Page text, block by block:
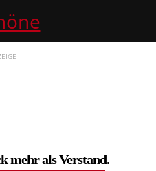
mehr als Verstand.